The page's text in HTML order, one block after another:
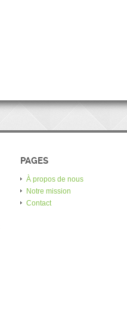
PAGES
À propos de nous
Notre mission
Contact